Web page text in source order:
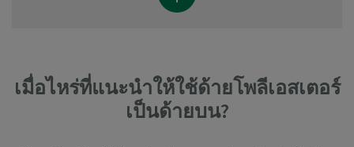
เมื่อไหร่ที่แนะนำให้ใช้ด้ายโพลีเอสเตอร์
เป็นด้ายบน?